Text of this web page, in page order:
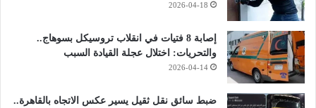
2026-04-18
إصابة 8 فتيات في انقلاب تروسيكل بسوهاج..
والتحريات: اختلال عجلة القيادة السبب
2026-04-14
ضبط سائق نقل ثقيل يسير عكس الاتجاه بالقاهرة..